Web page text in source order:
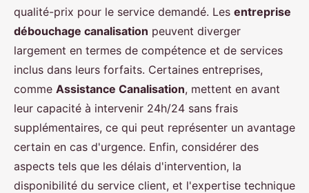
qualité-prix pour le service demandé. Les entreprise
débouchage canalisation peuvent diverger
largement en termes de compétence et de services
inclus dans leurs forfaits. Certaines entreprises,
comme Assistance Canalisation, mettent en avant
leur capacité à intervenir 24h/24 sans frais
supplémentaires, ce qui peut représenter un avantage
certain en cas d'urgence. Enfin, considérer des
aspects tels que les délais d'intervention, la
disponibilité du service client, et l'expertise technique